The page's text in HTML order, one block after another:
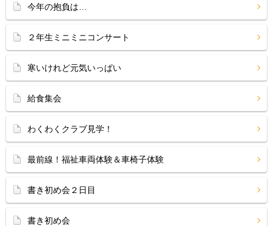
今年の抱負は…
２年生ミニミニコンサート
寒いけれど元気いっぱい
給食集会
わくわくクラブ見学！
最前線！福祉車両体験＆車椅子体験
書き初め会２日目
書き初め会